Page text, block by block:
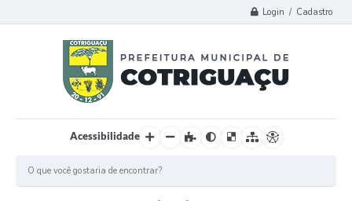
Login / Cadastro
Acessibilidade